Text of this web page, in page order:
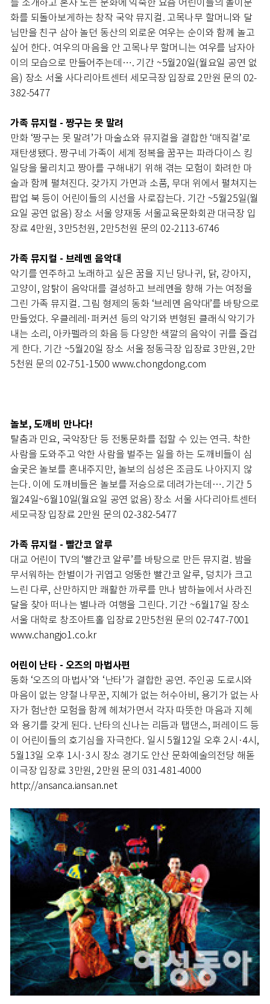
를 소개하고 혼자 노는 문화에 익숙한 요즘 어린이들의 놀이문
화를 되돌아보게하는 창작 국악 뮤지컬. 고목나무 할머니와 달
님만을 친구 삼아 놀던 동산의 외로운 여우는 순이와 함께 놀고
싶어 한다. 여우의 마음을 안 고목나무 할머니는 여우를 남자아
이의 모습으로 만들어주는데…. 기간 ~5월20일(월요일 공연 없
음) 장소 서울 사다리아트센터 세모극장 입장료 2만원 문의 02-
382-5477
가족 뮤지컬 - 짱구는 못 말려
만화 ‘짱구는 못 말려’가 마술쇼와 뮤지컬을 결합한 ‘매직컬’로
재탄생됐다. 짱구네 가족이 세계 정복을 꿈꾸는 파라다이스 킹
일당을 물리치고 짱아를 구해내기 위해 겪는 모험이 화려한 마
술과 함께 펼쳐진다. 갖가지 가면과 소품, 무대 위에서 펼쳐지는
팝업 북 등이 어린이들의 시선을 사로잡는다. 기간 ~5월25일(월
요일 공연 없음) 장소 서울 양재동 서울교육문화회관 대극장 입
장료 4만원, 3만5천원, 2만5천원 문의 02-2113-6746
가족 뮤지컬 - 브레멘 음악대
악기를 연주하고 노래하고 싶은 꿈을 지닌 당나귀, 닭, 강아지,
고양이, 암탉이 음악대를 결성하고 브레멘을 향해 가는 여정을
그린 가족 뮤지컬. 그림 형제의 동화 ‘브레멘 음악대’를 바탕으로
만들었다. 우클레레·퍼커션 등의 악기와 변형된 클래식 악기가
내는 소리, 아카펠라의 화음 등 다양한 색깔의 음악이 귀를 즐겁
게 한다. 기간 ~5월20일 장소 서울 정동극장 입장료 3만원, 2만
5천원 문의 02-751-1500 www.chongdong.com
놀보, 도깨비 만나다!
탈춤과 민요, 국악장단 등 전통문화를 접할 수 있는 연극. 착한
사람을 도와주고 악한 사람을 벌주는 일을 하는 도깨비들이 심
술궂은 놀보를 혼내주지만, 놀보의 심성은 조금도 나아지지 않
는다. 이에 도깨비들은 놀보를 저승으로 데려가는데…. 기간 5
월24일~6월10일(월요일 공연 없음) 장소 서울 사다리아트센터
세모극장 입장료 2만원 문의 02-382-5477
가족 뮤지컬 - 빨간코 알루
대교 어린이 TV의 ‘빨간코 알루’를 바탕으로 만든 뮤지컬. 밤을
무서워하는 한별이가 귀엽고 엉뚱한 빨간코 알루, 덩치가 크고
느린 다루, 산만하지만 쾌활한 까루를 만나 밤하늘에서 사라진
달을 찾아 떠나는 별나라 여행을 그린다. 기간 ~6월17일 장소
서울 대학로 창조아트홀 입장료 2만5천원 문의 02-747-7001
www.changjo1.co.kr
어린이 난타 - 오즈의 마법사편
동화 ‘오즈의 마법사’와 ‘난타’가 결합한 공연. 주인공 도로시와
마음이 없는 양철 나무꾼, 지혜가 없는 허수아비, 용기가 없는 사
자가 험난한 모험을 함께 헤쳐가면서 각자 따뜻한 마음과 지혜
와 용기를 갖게 된다. 난타의 신나는 리듬과 탭댄스, 퍼레이드 등
이 어린이들의 호기심을 자극한다. 일시 5월12일 오후 2시·4시,
5월13일 오후 1시·3시 장소 경기도 안산 문화예술의전당 해돋
이극장 입장료 3만원, 2만원 문의 031-481-4000
http://ansanca.iansan.net